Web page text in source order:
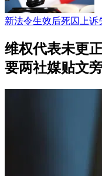
新法令生效后死囚上
维权代表未更
要两社媒贴文